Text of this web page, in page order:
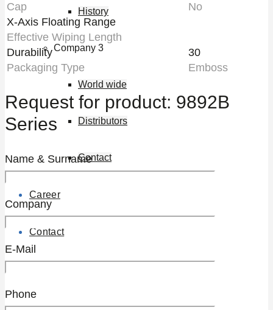
History
Company 3
World wide
Distributors
Contact
Career
Contact
Cap
No
X-Axis Floating Range
Effective Wiping Length
Durability
30
Packaging Type
Emboss
Request for product: 9892B
Series
Name & Surname
Company
E-Mail
Phone